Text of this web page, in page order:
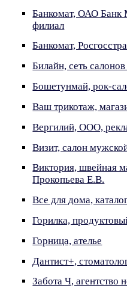
Банкомат, ОАО Банк
филиал
Банкомат,
Билайн, сеть салонов
Бошетунмай, рок-
Ваш трикотаж,
Вергилий, ООО,
Визит, салон
Виктория, швейная
Прокопьева Е.В.
Все для дома,
Горилка,
Горница, ателье
Дантист+,
Забота Ч, агентство